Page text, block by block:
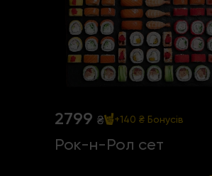
2799 ₴ +140 ₴ Бонусів
Рок-н-Рол сет